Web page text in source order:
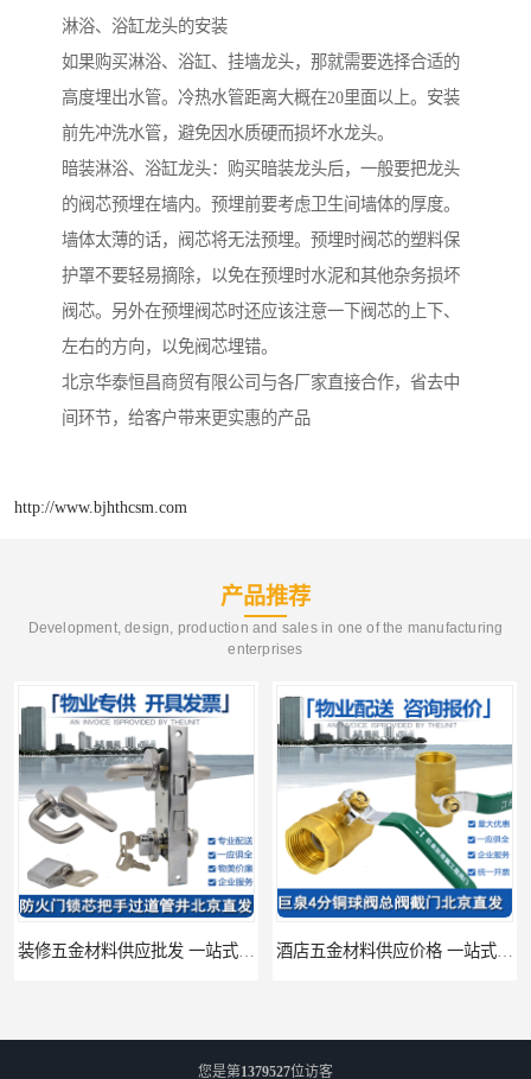
淋浴、浴缸龙头的安装
如果购买淋浴、浴缸、挂墙龙头，那就需要选择合适的
高度埋出水管。冷热水管距离大概在20里面以上。安装
前先冲洗水管，避免因水质硬而损坏水龙头。
暗装淋浴、浴缸龙头：购买暗装龙头后，一般要把龙头
的阀芯预埋在墙内。预埋前要考虑卫生间墙体的厚度。
墙体太薄的话，阀芯将无法预埋。预埋时阀芯的塑料保
护罩不要轻易摘除，以免在预埋时水泥和其他杂务损坏
阀芯。另外在预埋阀芯时还应该注意一下阀芯的上下、
左右的方向，以免阀芯埋错。
北京华泰恒昌商贸有限公司与各厂家直接合作，省去中
间环节，给客户带来更实惠的产品
http://www.bjhthcsm.com
产品推荐
Development, design, production and sales in one of the manufacturing
enterprises
您是第1379527位访客